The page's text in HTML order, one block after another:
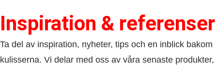
Inspiration & referenser
Ta del av inspiration, nyheter, tips och en inblick bakom
kulisserna. Vi delar med oss av våra senaste produkter,